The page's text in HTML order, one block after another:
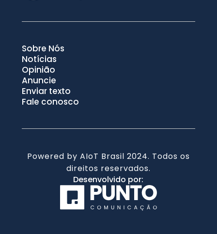
Sobre Nós
Notícias
Opinião
Anuncie
Enviar texto
Fale conosco
Powered by AIoT Brasil 2024. Todos os
direitos reservados.
Desenvolvido por: